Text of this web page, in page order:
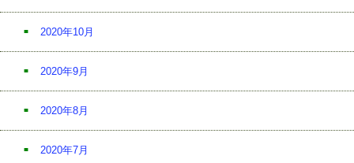
2020年10月
2020年9月
2020年8月
2020年7月